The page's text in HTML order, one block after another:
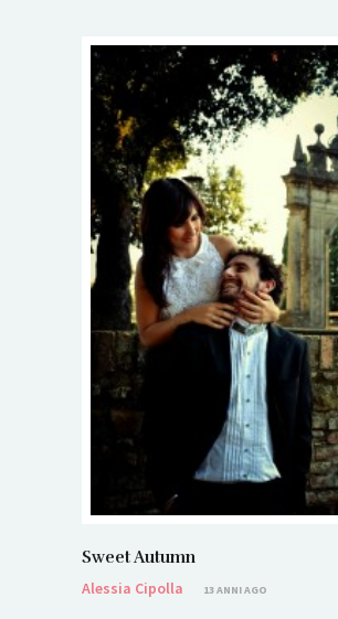
Sweet Autumn
Alessia Cipolla
13 ANNI AGO